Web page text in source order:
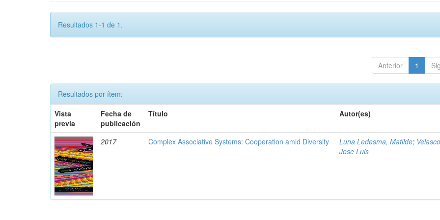
Resultados 1-1 de 1.
Anterior 1
Resultados por ítem:
Vista
previa
Fecha de
publicación
Título Autor(es)
2017 Complex Associative Systems: Cooperation amid Diversity Luna Ledesma, Matilde;
Jose Luis